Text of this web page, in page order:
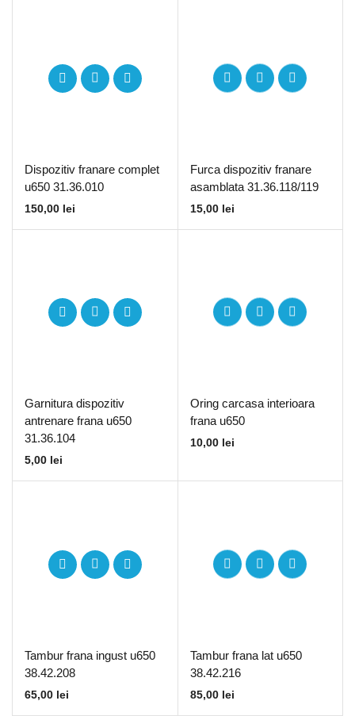
Dispozitiv franare complet
u650 31.36.010
150,00 lei
Furca dispozitiv franare
asamblata 31.36.118/119
15,00 lei
Garnitura dispozitiv
antrenare frana u650
31.36.104
5,00 lei
Oring carcasa interioara
frana u650
10,00 lei
Tambur frana ingust u650
38.42.208
65,00 lei
Tambur frana lat u650
38.42.216
85,00 lei